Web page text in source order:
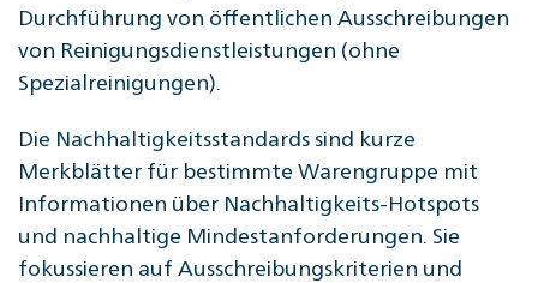
Durchführung von öffentlichen Ausschreibungen
von Reinigungsdienstleistungen (ohne
Spezialreinigungen).
Die Nachhaltigkeitsstandards sind kurze
Merkblätter für bestimmte Warengruppe mit
Informationen über Nachhaltigkeits-Hotspots
und nachhaltige Mindestanforderungen. Sie
fokussieren auf Ausschreibungskriterien und